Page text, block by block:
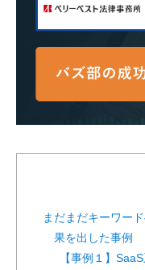
まだまだキーワー
果を出した事例
【事例１】